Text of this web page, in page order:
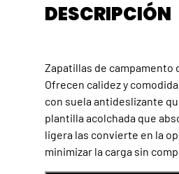
DESCRIPCIÓN
Zapatillas de campamento
Ofrecen calidez y
con suela antideslizante
plantilla acolchada que
ligera las convierte en la
minimizar la carga sin